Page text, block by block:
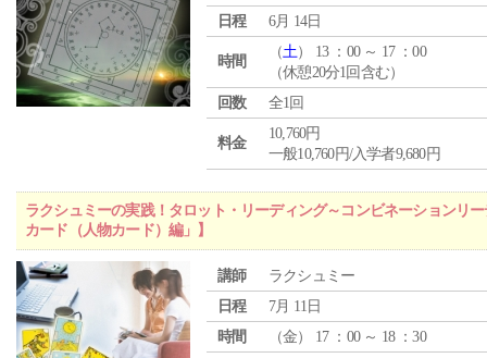
日程
6月 14日
時間
（土） 13 ：00 ～ 17 ：00
（休憩20分1回含む）
回数
全1回
料金
10,760円
一般10,760円/入学者9,680円
ラクシュミーの実践！タロット・リーディング～コンビネーションリ
カード（人物カード）編」】
講師
ラクシュミー
日程
7月 11日
時間
（金） 17 ：00 ～ 18 ：30